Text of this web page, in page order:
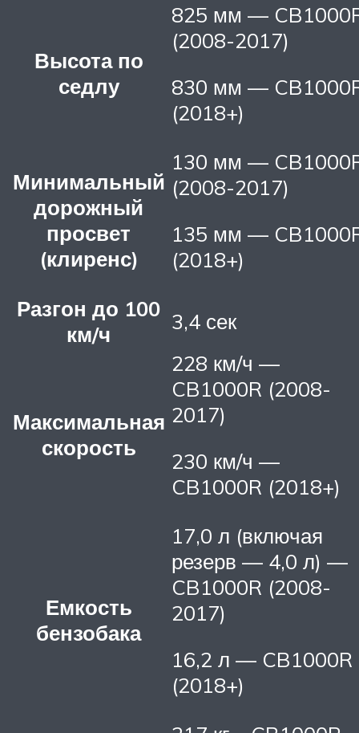
Высота по
седлу
825 мм —
(2008-2017)
830 мм —
(2018+)
Минимальный
дорожный
просвет
(клиренс)
130 мм —
(2008-2017)
135 мм —
(2018+)
Разгон до 100
км/ч
3,4 сек
Максимальная
скорость
228 км/ч —
CB1000R (2008-
2017)
230 км/ч —
CB1000R (2018+)
Емкость
бензобака
17,0 л (включая
резерв — 4,0 л) —
CB1000R (2008-
2017)
16,2 л — CB1000R
(2018+)